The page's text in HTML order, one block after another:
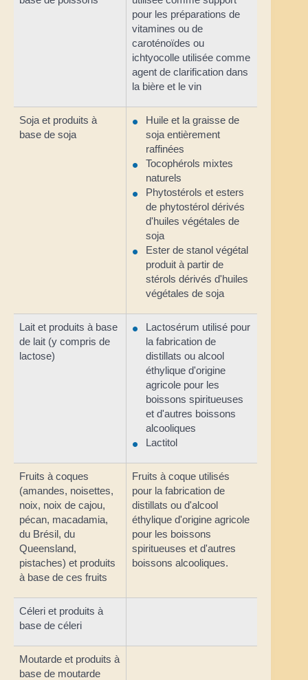
pour les préparations de
vitamines ou de
caroténoïdes ou
ichtyocolle utilisée comme
agent de clarification dans
la bière et le vin
Soja et produits à
base de soja
Huile et la graisse de
soja entièrement
raffinées
Tocophérols mixtes
naturels
Phytostérols et esters
de phytostérol dérivés
d'huiles végétales de
soja
Ester de stanol végétal
produit à partir de
stérols dérivés d'huiles
végétales de soja
Lait et produits à base
de lait (y compris de
lactose)
Lactosérum utilisé pour
la fabrication de
distillats ou alcool
éthylique d'origine
agricole pour les
boissons spiritueuses
et d'autres boissons
alcooliques
Lactitol
Fruits à coques
(amandes, noisettes,
noix, noix de cajou,
pécan, macadamia,
du Brésil, du
Queensland,
pistaches) et produits
à base de ces fruits
Fruits à coque utilisés
pour la fabrication de
distillats ou d'alcool
éthylique d'origine agricole
pour les boissons
spiritueuses et d'autres
boissons alcooliques.
Céleri et produits à
base de céleri
Moutarde et produits à
base de moutarde